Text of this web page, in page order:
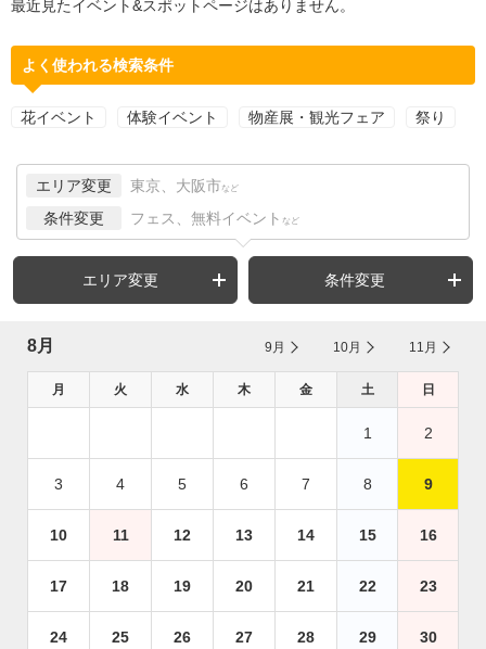
最近見たイベント&スポットページはありません。
よく使われる検索条件
花イベント 体験イベント 物産展・観光フェア 祭り
エリア変更 東京、大阪市 など
条件変更 フェス、無料イベント など
エリア変更 条件変更
8月 9月 10月 11月
月 火 水 木 金 土 日
1 2
3 4 5 6 7 8 9
10 11 12 13 14 15 16
17 18 19 20 21 22 23
24 25 26 27 28 29 30